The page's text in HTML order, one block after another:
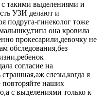
такими выделениями и
УЗИ делают и
подруга-гинеколог тоже
она кровила
прокесарили,девочку не
обследования,без
согласие на
слезы,когда я
повторяйте наших
с выделениями только к